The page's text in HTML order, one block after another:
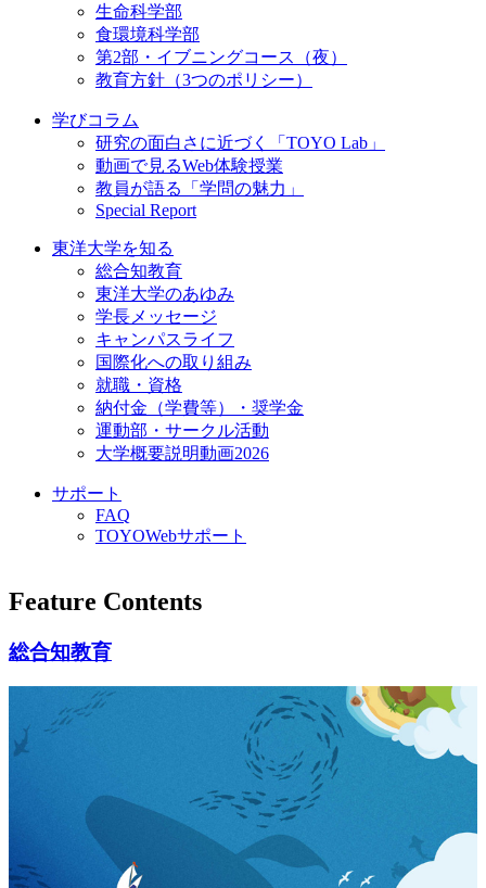
生命科学部
食環境科学部
第2部・イブニングコース（夜）
教育方針（3つのポリシー）
学びコラム
研究の面白さに近づく「TOYO Lab」
動画で見るWeb体験授業
教員が語る「学問の魅力」
Special Report
東洋大学を知る
総合知教育
東洋大学のあゆみ
学長メッセージ
キャンパスライフ
国際化への取り組み
就職・資格
納付金（学費等）・奨学金
運動部・サークル活動
大学概要説明動画2026
サポート
FAQ
TOYOWebサポート
Feature Contents
総合知教育